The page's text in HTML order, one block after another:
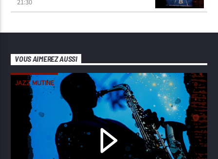
VOUS AIMEREZ AUSSI
JAZZ MUTINE